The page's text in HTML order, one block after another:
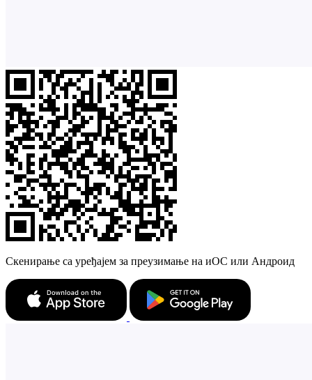
Скенирање са уређајем за преузимање на иОС или Андроид